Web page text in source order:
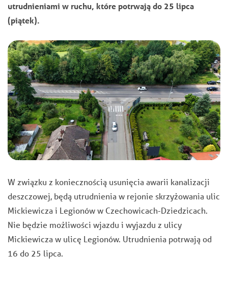
utrudnieniami w ruchu, które potrwają do 25 lipca
(piątek).
W związku z koniecznością usunięcia awarii kanalizacji
deszczowej, będą utrudnienia w rejonie skrzyżowania ulic
Mickiewicza i Legionów w Czechowicach-Dziedzicach.
Nie będzie możliwości wjazdu i wyjazdu z ulicy
Mickiewicza w ulicę Legionów. Utrudnienia potrwają od
16 do 25 lipca.